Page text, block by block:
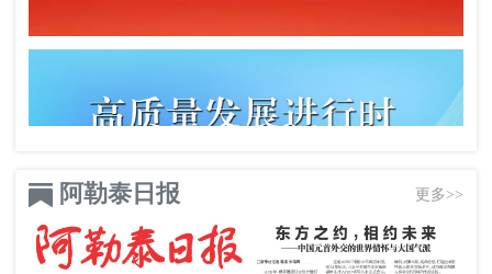
阿勒泰日报 更多>>